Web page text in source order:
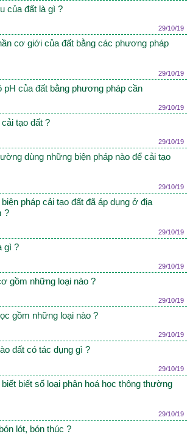
của đất là gì ?
29/10/19
cơ giới của đất bằng các phương pháp
29/10/19
pH của đất bằng phương pháp cần
29/10/19
tạo đất ?
29/10/19
dùng những biện pháp nào để cải tạo
29/10/19
pháp cải tạo đất đã áp dụng ở địa
?
29/10/19
gì ?
29/10/19
gồm những loại nào ?
29/10/19
gồm những loại nào ?
29/10/19
đất có tác dụng gì ?
29/10/19
biết biết số loại phân hoá học thông thường
29/10/19
lót, bón thúc ?